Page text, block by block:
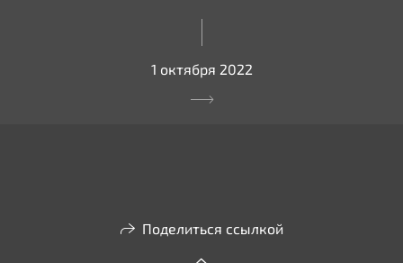
1 октября 2022
Поделиться ссылкой